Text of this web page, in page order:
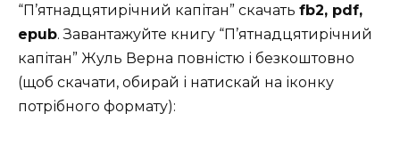
“П’ятнадцятирічний капітан” скачать fb2, pdf,
epub. Завантажуйте книгу “П’ятнадцятирічний
капітан” Жуль Верна повністю і безкоштовно
(щоб скачати, обирай і натискай на іконку
потрібного формату):